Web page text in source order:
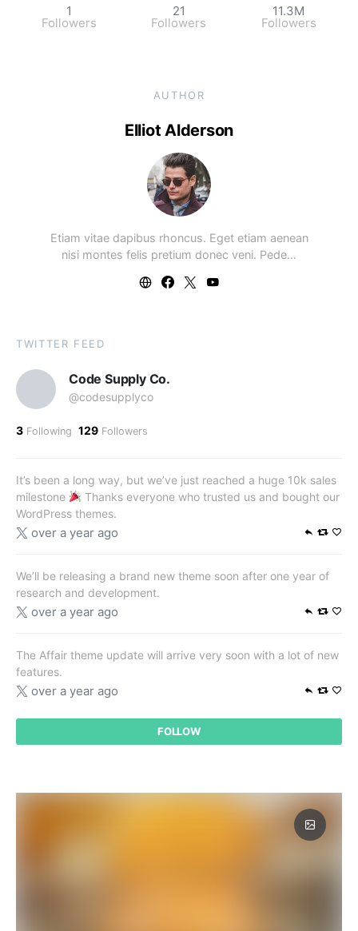
1
Followers
21
Followers
11.3M
Followers
AUTHOR
Elliot Alderson
Etiam vitae dapibus rhoncus. Eget etiam aenean
nisi montes felis pretium donec veni. Pede…
TWITTER FEED
Code Supply Co.
@codesupplyco
3 Following 129 Followers
It’s been a long way, but we’ve just reached a huge 10k sales
milestone
Thanks everyone who trusted us and bought our
WordPress themes.
over a year ago
We’ll be releasing a brand new theme soon after one year of
research and development.
over a year ago
The Affair theme update will arrive very soon with a lot of new
features.
over a year ago
FOLLOW